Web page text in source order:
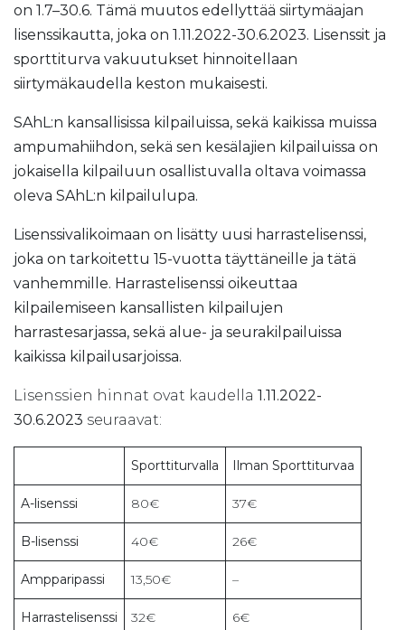
on 1.7–30.6. Tämä muutos edellyttää siirtymäajan
lisenssikautta, joka on 1.11.2022-30.6.2023. Lisenssit ja
sporttiturva vakuutukset hinnoitellaan
siirtymäkaudella keston mukaisesti.
SAhL:n kansallisissa kilpailuissa, sekä kaikissa muissa
ampumahiihdon, sekä sen kesälajien kilpailuissa on
jokaisella kilpailuun osallistuvalla oltava voimassa
oleva SAhL:n kilpailulupa.
Lisenssivalikoimaan on lisätty uusi harrastelisenssi,
joka on tarkoitettu 15-vuotta täyttäneille ja tätä
vanhemmille. Harrastelisenssi oikeuttaa
kilpailemiseen kansallisten kilpailujen
harrastesarjassa, sekä alue- ja seurakilpailuissa
kaikissa kilpailusarjoissa.
Lisenssien hinnat ovat kaudella 1.11.2022-
30.6.2023 seuraavat:
Sporttiturvalla Ilman Sporttiturvaa
A-lisenssi 80€ 37€
B-lisenssi 40€ 26€
Ampparipassi 13,50€ –
Harrastelisenssi 32€ 6€